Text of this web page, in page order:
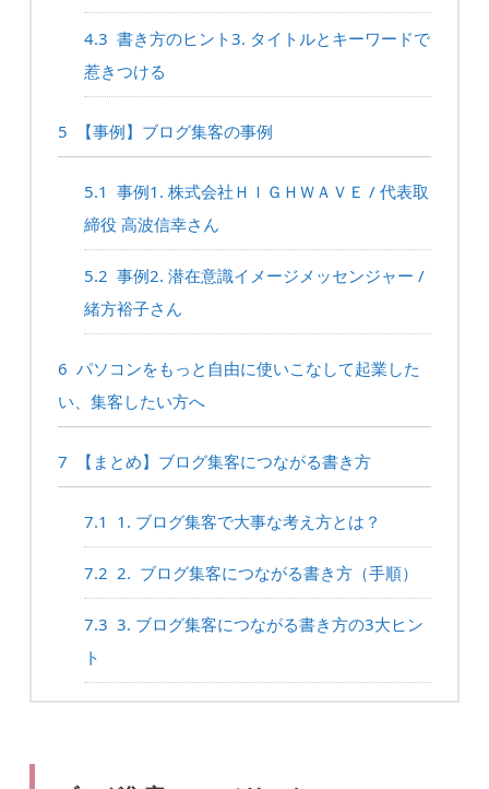
4.3 書き方のヒント3. タイトルとキーワードで
惹きつける
5 【事例】ブログ集客の事例
5.1 事例1. 株式会社ＨＩＧＨＷＡＶＥ / 代表取
締役 高波信幸さん
5.2 事例2. 潜在意識イメージメッセンジャー /
緒方裕子さん
6 パソコンをもっと自由に使いこなして起業した
い、集客したい方へ
7 【まとめ】ブログ集客につながる書き方
7.1 1. ブログ集客で大事な考え方とは？
7.2 2. ブログ集客につながる書き方（手順）
7.3 3. ブログ集客につながる書き方の3大ヒン
ト